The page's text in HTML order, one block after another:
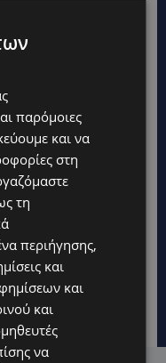
παρόμοιες
και να
στη
τη
περιήγησης,
και
και
και
να